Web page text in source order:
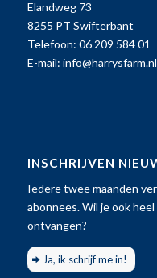
Elandweg 73
8255 PT Swifterbant
Telefoon: 06 209 584 01
E-mail: info@harrysfarm.nl
INSCHRIJVEN
Iedere twee maanden
abonnees. Wil je ook
ontvangen?
Ja, ik schrijf me in!